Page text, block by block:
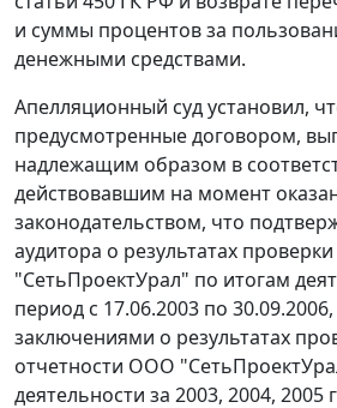
и суммы процентов за
денежными средствами.
Апелляционный суд установил,
предусмотренные договором,
надлежащим образом в
действовавшим на момент
законодательством, что
аудитора о результатах
"СетьПроектУрал" по итогам
период с 17.06.2003 по
заключениями о результатах
отчетности ООО
деятельности за 2003, 2004, 2005